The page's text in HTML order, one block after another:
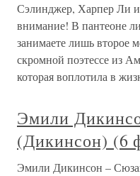
Сэлинджер, Харпер Ли
внимание! В пантеоне
занимаете лишь второе
скромной поэтессе из
которая воплотила в
Эмили
(Дикинсон) (6
Эмили Дикинсон –